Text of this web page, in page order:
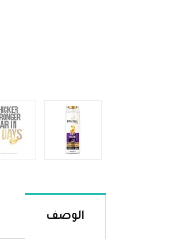
الوصف